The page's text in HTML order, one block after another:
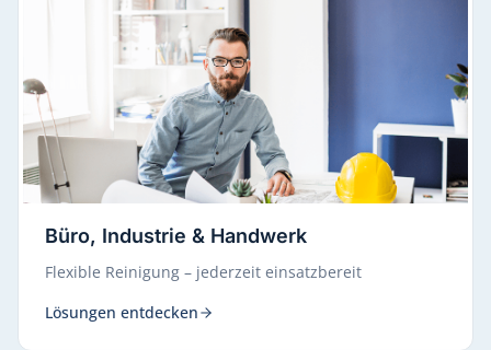
Büro, Industrie & Handwerk
Flexible Reinigung – jederzeit einsatzbereit
Lösungen entdecken